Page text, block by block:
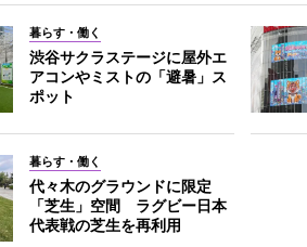
暮らす・働く
渋谷サクラステージに屋外エ
アコンやミストの「避暑」ス
ポット
暮らす・働く
代々木のグラウンドに限定
「芝生」空間 ラグビー日本
代表戦の芝生を再利用